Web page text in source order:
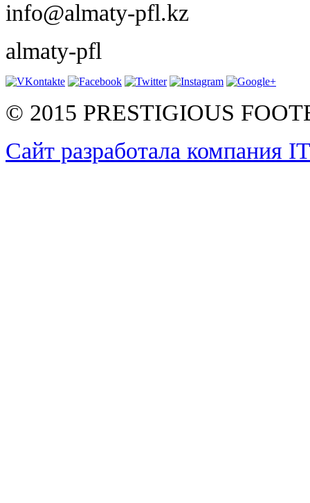
info@almaty-pfl.kz
almaty-pfl
© 2015 PRESTIGIOUS
Сайт разработала компания